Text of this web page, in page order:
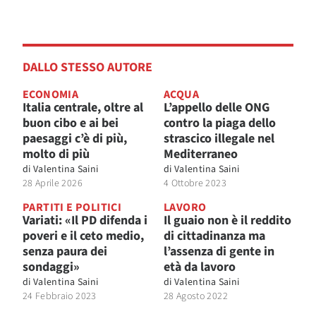
DALLO STESSO AUTORE
ECONOMIA
Italia centrale, oltre al
buon cibo e ai bei
paesaggi c’è di più,
molto di più
di Valentina Saini
28 Aprile 2026
ACQUA
L’appello delle ONG
contro la piaga dello
strascico illegale nel
Mediterraneo
di Valentina Saini
4 Ottobre 2023
PARTITI E POLITICI
Variati: «Il PD difenda i
poveri e il ceto medio,
senza paura dei
sondaggi»
di Valentina Saini
24 Febbraio 2023
LAVORO
Il guaio non è il reddito
di cittadinanza ma
l’assenza di gente in
età da lavoro
di Valentina Saini
28 Agosto 2022